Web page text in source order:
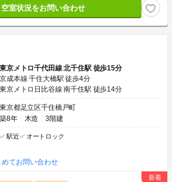
空室状況をお問い合わせ
東京メトロ千代田線 北千住駅 徒歩15分
京成本線 千住大橋駅 徒歩4分
東京メトロ日比谷線 南千住駅 徒歩14分
東京都足立区千住橋戸町
築8年
木造 3階建
駅近 オートロック
てお問い合わせ